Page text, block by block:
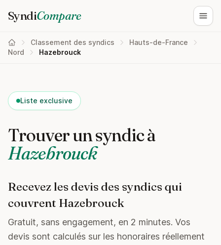
SyndiCompare
Classement des syndics
Hauts-de-France
Nord
Hazebrouck
Liste exclusive
Trouver un syndic à
Hazebrouck
Recevez les devis des syndics qui
couvrent Hazebrouck
Gratuit, sans engagement, en 2 minutes. Vos
devis sont calculés sur les honoraires réellement